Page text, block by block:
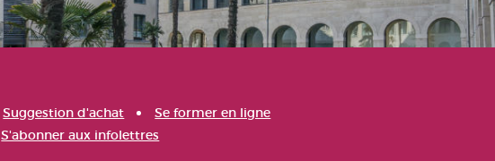
Suggestion d'achat
Se former en ligne
S'abonner aux infolettres